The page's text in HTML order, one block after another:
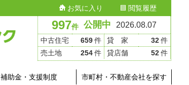
997件 公開中 2026.08.07
中古住宅 659件 貸 家 32件
売土地
254件 貸店舗 52件
お気に入り 閲覧履歴
補助金・支援制度 市町村・不動産会社を探す